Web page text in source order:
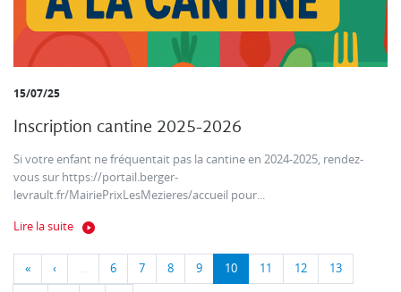
15/07/25
Inscription cantine 2025-2026
Si votre enfant ne fréquentait pas la cantine en 2024-2025, rendez-
vous sur https://portail.berger-
levrault.fr/MairiePrixLesMezieres/accueil pour...
Lire la suite
« ‹ … 6 7 8 9 10 11 12 13